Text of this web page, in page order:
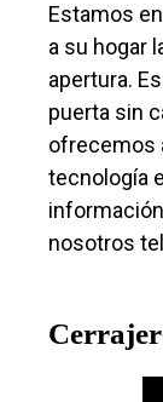
Estamos
a su hogar
apertura.
puerta sin
ofrecemos
tecnología
nosotros